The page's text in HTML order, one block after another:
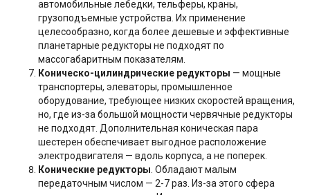
автомобильные лебедки, тельферы, краны,
грузоподъемные устройства. Их применение
целесообразно, когда более дешевые и эффективные
планетарные редукторы не подходят по
массогабаритным показателям.
Коническо-цилиндрические редукторы — мощные
транспортеры, элеваторы, промышленное
оборудование, требующее низких скоростей вращения,
но, где из-за большой мощности червячные редукторы
не подходят. Дополнительная коническая пара
шестерен обеспечивает выгодное расположение
электродвигателя — вдоль корпуса, а не поперек.
Конические редукторы . Обладают малым
передаточным числом — 2-7 раз. Из-за этого сфера